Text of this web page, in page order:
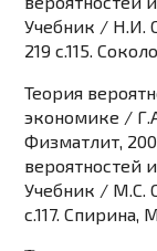
Учебник / Н.И.
219 c.115.
Теория
экономике /
Физматлит,
вероятностей
Учебник / М.С.
c.117. Спирина,